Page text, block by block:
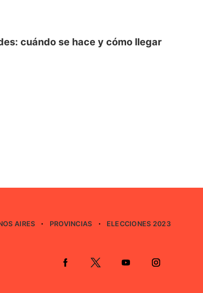
cuándo se hace y cómo llegar
AIRES PROVINCIAS ELECCIONES 2023